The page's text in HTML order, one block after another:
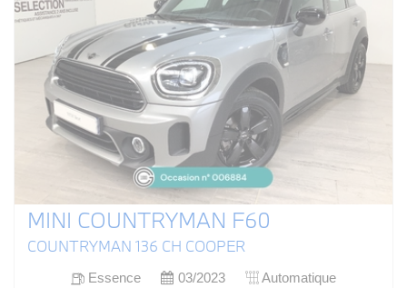
MINI COUNTRYMAN F60
COUNTRYMAN 136 CH COOPER
Essence 03/2023
Automatique